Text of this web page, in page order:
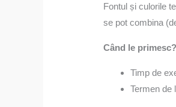
Fontul și culorile
se pot combina
Când le primesc?
Timp de
Termen de